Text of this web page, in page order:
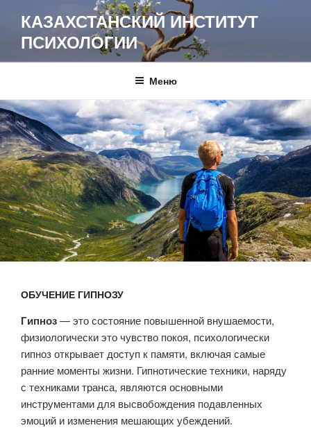
содержимому
КАЗАХСТАНСКИЙ ИНСТИТУТ
ПСИХОЛОГИИ
Меню
ОБУЧЕНИЕ ГИПНОЗУ
Гипноз— это состояние повышенной внушаемости,
физиологически это чувство покоя, психологически
гипноз открывает доступ к памяти, включая самые
ранние моменты жизни. Гипнотические техники, наряду
с техниками транса, являются основными
инструментами для высвобождения подавленных
эмоций и изменения мешающих убеждений.